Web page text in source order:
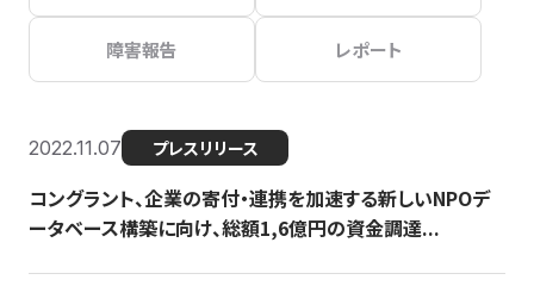
障害報告 レポート
2022.11.07 プレスリリース
コングラント、企業の寄付・連携を加速する新しいNPOデ
ータベース構築に向け、総額1,6億円の資金調達...